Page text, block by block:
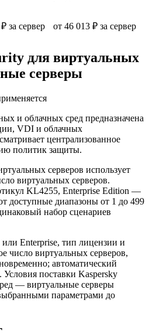
за сервер от 46 013 ₽ за сервер
для виртуальных
серверы
и облачных сред предназначена
VDI и облачных
централизованное
политик защиты.
серверов использует
виртуальных серверов.
KL4255, Enterprise Edition —
доступные диапазоны от 1 до 499
набор сценариев
Enterprise, тип лицензии и
число виртуальных серверов,
автоматический
Условия поставки Kaspersky
— виртуальные серверы
параметрами до